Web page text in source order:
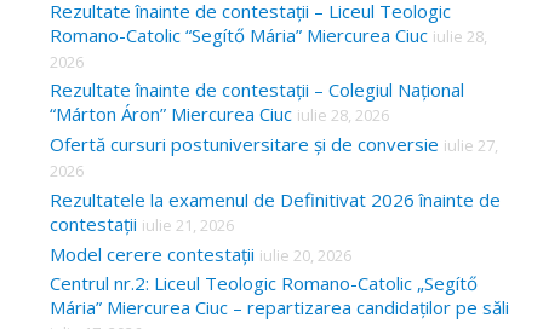
Rezultate înainte de contestații – Liceul Teologic
Romano-Catolic “Segítő Mária” Miercurea Ciuc iulie 28,
2026
Rezultate înainte de contestații – Colegiul Național
“Márton Áron” Miercurea Ciuc iulie 28, 2026
Ofertă cursuri postuniversitare și de conversie iulie 27,
2026
Rezultatele la examenul de Definitivat 2026 înainte de
contestații iulie 21, 2026
Model cerere contestații iulie 20, 2026
Centrul nr.2: Liceul Teologic Romano-Catolic „Segítő
Mária” Miercurea Ciuc – repartizarea candidaților pe săli